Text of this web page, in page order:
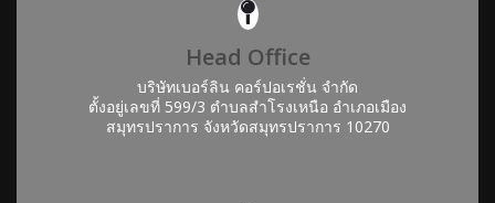
Head Office
บริษัทเบอร์ลิน คอร์ปอเรชั่น จำกัด
ตั้งอยู่เลขที่ 599/3 ตำบลสำโรงเหนือ อำเภอเมือง
สมุทรปราการ จังหวัดสมุทรปราการ 10270